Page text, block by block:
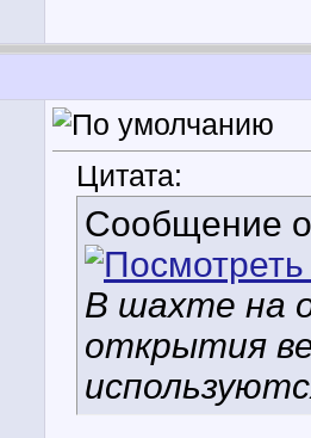
Цитата:
Сообщение
В шахте на
открытия